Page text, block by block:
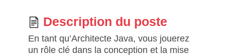
Description du poste
En tant qu’Architecte Java, vous jouerez
un rôle clé dans la conception et la mise